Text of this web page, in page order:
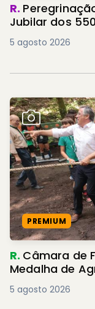
R.
Jubilar dos
5 agosto 2026
PREMIUM
R. Câmara de
Medalha de
5 agosto 2026